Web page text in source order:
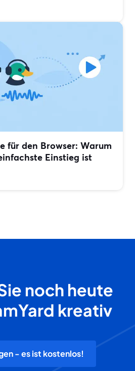
für den Browser: Warum
Einstieg ist
noch heute
kreativ
- es ist kostenlos!